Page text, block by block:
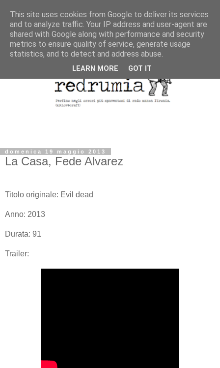
domenica 19 maggio 2013
La Casa, Fede Alvarez
Titolo originale: Evil dead
Anno: 2013
Durata: 91
Trailer:
This site uses cookies from Google to deliver its services
and to analyze traffic. Your IP address and user-agent are
shared with Google along with performance and security
metrics to ensure quality of service, generate usage
statistics, and to detect and address abuse.
LEARN MORE GOT IT